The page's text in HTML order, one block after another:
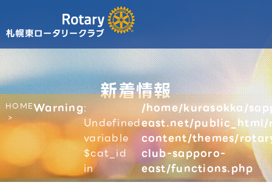
新着情報
HOMEWarning:
Undefined
variable
$cat_id
in
/home/kurasokka/
east.net/
content/themes/
club-sapporo-
east/functions.php